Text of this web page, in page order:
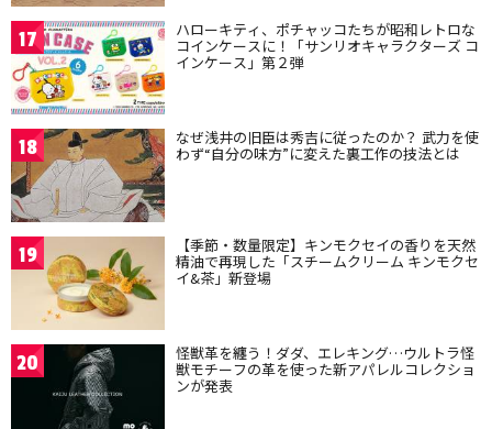
17 ハローキティ、ポチャッコたちが昭和レトロな
コインケースに！「サンリオキャラクターズ コ
インケース」第２弾
18 なぜ浅井の旧臣は秀吉に従ったのか？ 武力を使
わず“自分の味方”に変えた裏工作の技法とは
19 【季節・数量限定】キンモクセイの香りを天然
精油で再現した「スチームクリーム キンモクセ
イ&茶」新登場
20 怪獣革を纏う！ダダ、エレキング…ウルトラ怪
獣モチーフの革を使った新アパレルコレクショ
ンが発表